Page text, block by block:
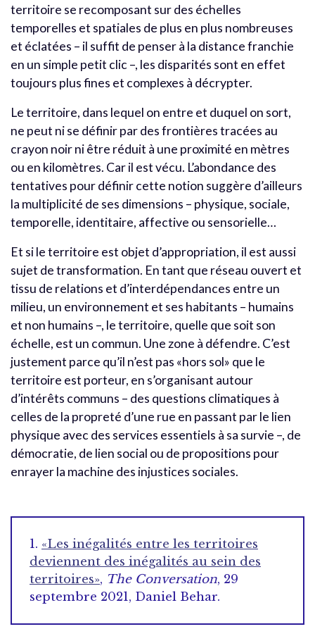
territoire se recomposant sur des échelles
temporelles et spatiales de plus en plus nombreuses
et éclatées – il suffit de penser à la distance franchie
en un simple petit clic –, les disparités sont en effet
toujours plus fines et complexes à décrypter.
Le territoire, dans lequel on entre et duquel on sort,
ne peut ni se définir par des frontières tracées au
crayon noir ni être réduit à une proximité en mètres
ou en kilomètres. Car il est vécu. L’abondance des
tentatives pour définir cette notion suggère d’ailleurs
la multiplicité de ses dimensions – physique, sociale,
temporelle, identitaire, affective ou sensorielle…
Et si le territoire est objet d’appropriation, il est aussi
sujet de transformation. En tant que réseau ouvert et
tissu de relations et d’interdépendances entre un
milieu, un environnement et ses habitants – humains
et non humains –, le territoire, quelle que soit son
échelle, est un commun. Une zone à défendre. C’est
justement parce qu’il n’est pas «hors sol» que le
territoire est porteur, en s’organisant autour
d’intérêts communs – des questions climatiques à
celles de la propreté d’une rue en passant par le lien
physique avec des services essentiels à sa survie –, de
démocratie, de lien social ou de propositions pour
enrayer la machine des injustices sociales.
1. «Les inégalités entre les territoires
deviennent des inégalités au sein des
territoires», The Conversation, 29
septembre 2021, Daniel Behar.